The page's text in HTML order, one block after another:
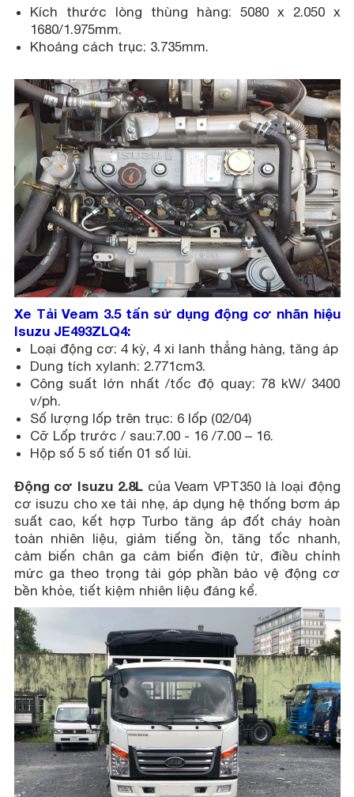
Kích thước lòng thùng hàng: 5080 x 2.050 x
1680/1.975mm.
Khoảng cách trục: 3.735mm.
Xe Tải Veam 3.5 tấn sử dụng động cơ nhãn hiệu
Isuzu JE493ZLQ4:
Loại động cơ: 4 kỳ, 4 xi lanh thẳng hàng, tăng áp
Dung tích xylanh: 2.771cm3.
Công suất lớn nhất /tốc độ quay: 78 kW/ 3400
v/ph.
Số lượng lốp trên trục: 6 lốp (02/04)
Cỡ Lốp trước / sau:7.00 - 16 /7.00 – 16.
Hộp số 5 số tiến 01 số lùi.
Động cơ Isuzu 2.8L của Veam VPT350 là loại động
cơ isuzu cho xe tải nhẹ, áp dụng hệ thống bơm áp
suất cao, kết hợp Turbo tăng áp đốt cháy hoàn
toàn nhiên liệu, giảm tiếng ồn, tăng tốc nhanh,
cảm biến chân ga cảm biến điện tử, điều chỉnh
mức ga theo trọng tải góp phần bảo vệ động cơ
bền khỏe, tiết kiệm nhiên liệu đáng kể.